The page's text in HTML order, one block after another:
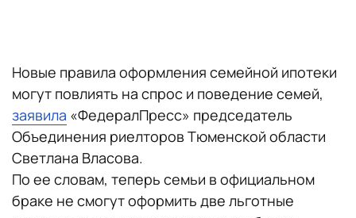
Новые правила оформления семейной ипотеки
могут повлиять на спрос и поведение семей,
заявила «ФедералПресс» председатель
Объединения риелторов Тюменской области
Светлана Власова.
По ее словам, теперь семьи в официальном
браке не смогут оформить две льготные